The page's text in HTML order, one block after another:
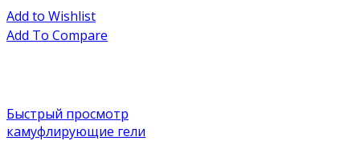
Add to Wishlist
Add To Compare
Быстрый просмотр
камуфлирующие гели